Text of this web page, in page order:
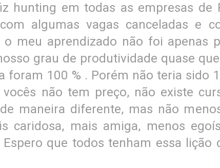
hunting em todas as empresas
algumas vagas canceladas e
o meu aprendizado não foi apenas
grau de produtividade quase
foram 100 % . Porém não teria sido
vocês não tem preço, não existe
maneira diferente, mas não
caridosa, mais amiga, menos
Espero que todos tenham essa